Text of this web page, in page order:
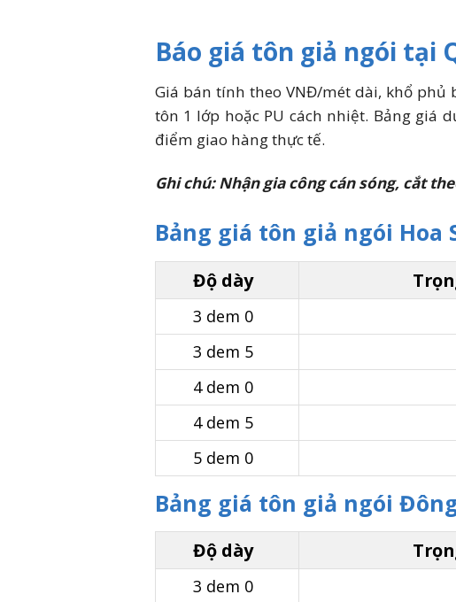
Báo giá tôn giả ngói tại
Giá bán tính theo VNĐ/mét dài, khổ
tôn 1 lớp hoặc PU cách nhiệt. Bảng giá
điểm giao hàng thực tế.
Ghi chú: Nhận gia công cán sóng, cắt
Bảng giá tôn giả ngói Hoa
Độ dày
3 dem 0
3 dem 5
4 dem 0
4 dem 5
5 dem 0
Bảng giá tôn giả ngói
Độ dày
3 dem 0